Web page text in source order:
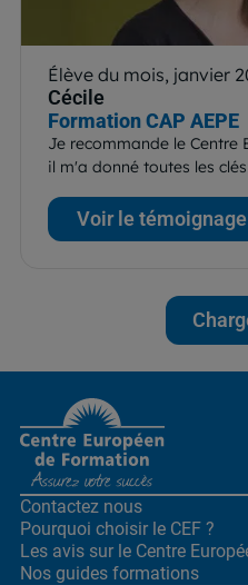
Élève du mois, janvier
Cécile
Formation CAP AEPE
Je recommande le Centre
il m'a donné toutes les
Voir le témoignage
Contactez nous
Pourquoi choisir le CEF ?
Les avis sur le Centre
Nos guides formations